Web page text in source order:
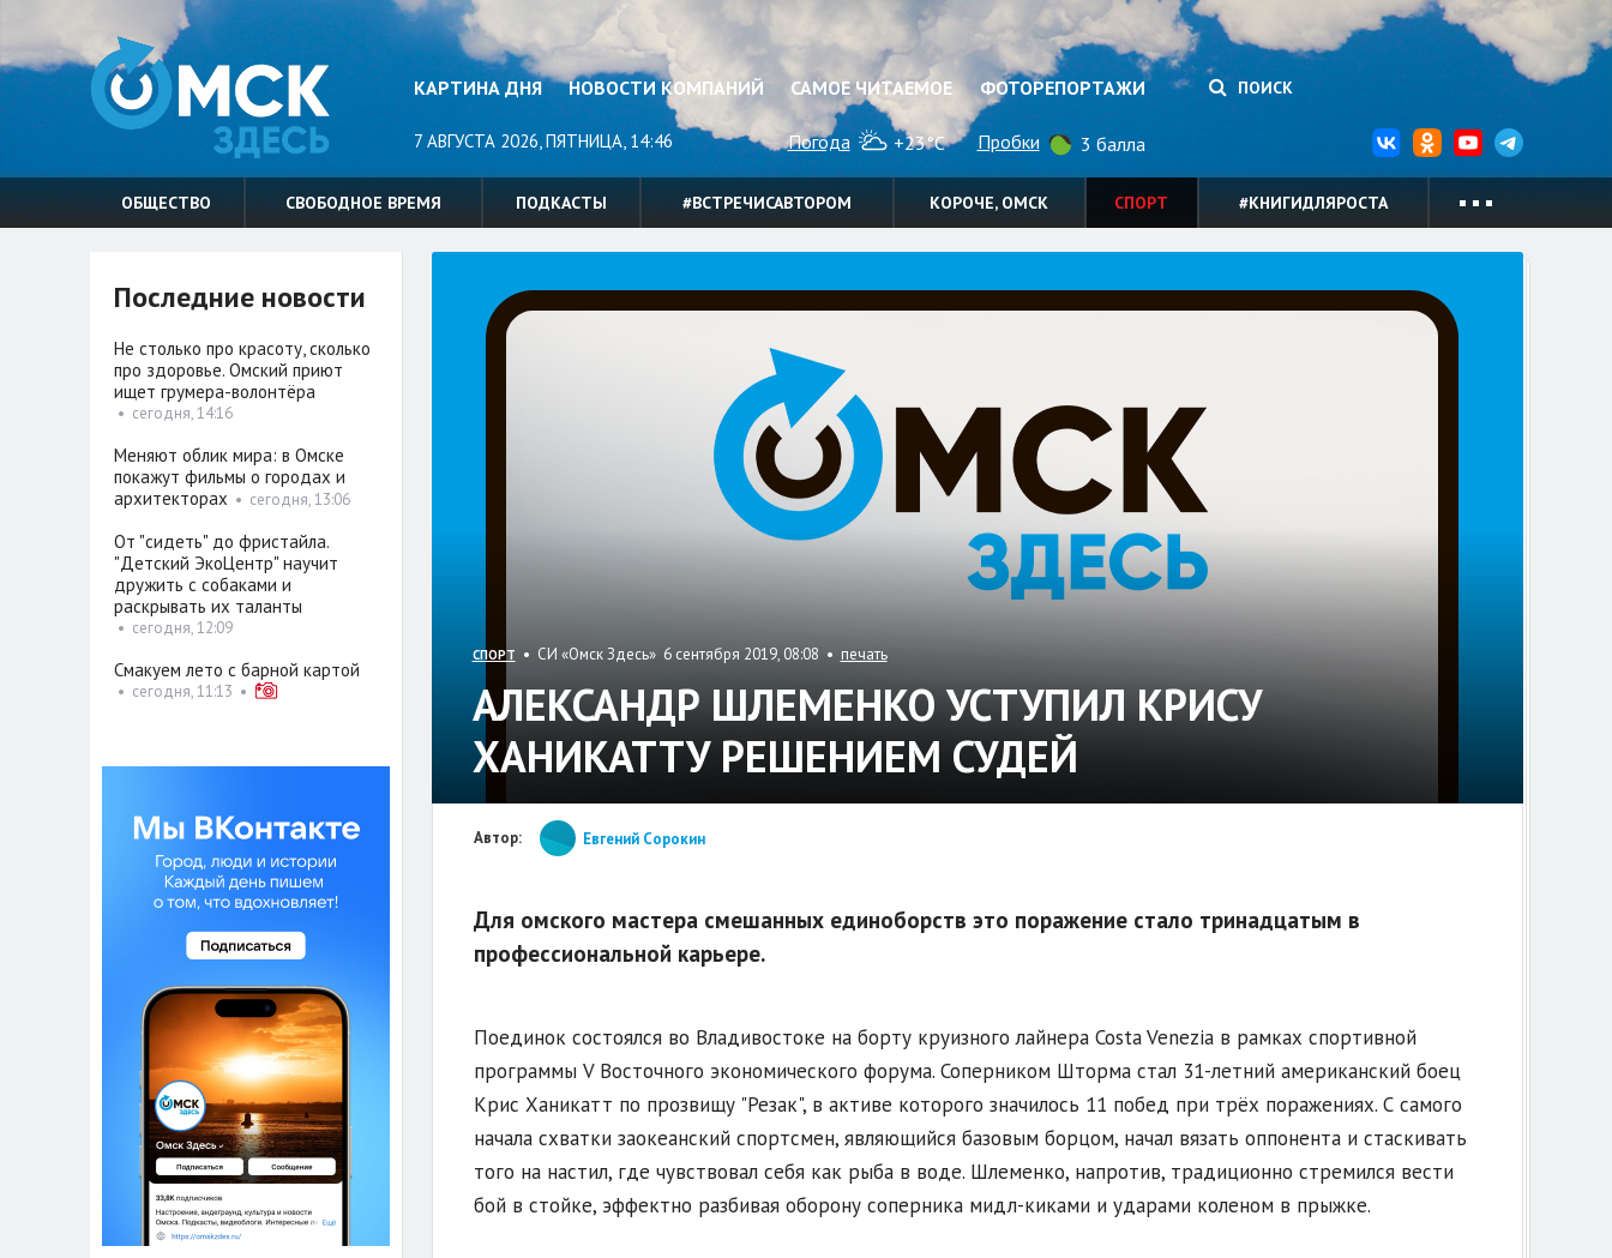
КАРТИНА ДНЯ НОВОСТИ КОМПАНИЙ САМОЕ ЧИТАЕМОЕ ФОТОРЕПОРТАЖИ ПОИСК
7 АВГУСТА 2026, ПЯТНИЦА, 14:46 Погода +23°C Пробки 3 балла
ОБЩЕСТВО СВОБОДНОЕ ВРЕМЯ ПОДКАСТЫ #ВСТРЕЧИСАВТОРОМ КОРОЧЕ, ОМСК СПОРТ #КНИГИДЛЯРОСТА
СПОРТ • СИ «Омск Здесь» 6 сентября 2019, 08:08 • печать
АЛЕКСАНДР ШЛЕМЕНКО УСТУПИЛ КРИСУ
ХАНИКАТТУ РЕШЕНИЕМ СУДЕЙ
Автор: Евгений Сорокин
Для омского мастера смешанных единоборств это поражение стало тринадцатым в
профессиональной карьере.
Поединок состоялся во Владивостоке на борту круизного лайнера Costa Venezia в рамках спортивной
программы V Восточного экономического форума. Соперником Шторма стал 31-летний американский боец
Крис Ханикатт по прозвищу "Резак", в активе которого значилось 11 побед при трёх поражениях. С самого
начала схватки заокеанский спортсмен, являющийся базовым борцом, начал вязать оппонента и стаскивать
того на настил, где чувствовал себя как рыба в воде. Шлеменко, напротив, традиционно стремился вести
бой в стойке, эффектно разбивая оборону соперника мидл-киками и ударами коленом в прыжке.
Последние новости
Не столько про красоту, сколько
про здоровье. Омский приют
ищет грумера-волонтёра
• сегодня, 14:16
Меняют облик мира: в Омске
покажут фильмы о городах и
архитекторах • сегодня, 13:06
От "сидеть" до фристайла.
"Детский ЭкоЦентр" научит
дружить с собаками и
раскрывать их таланты
• сегодня, 12:09
Смакуем лето с барной картой
• сегодня, 11:13 •